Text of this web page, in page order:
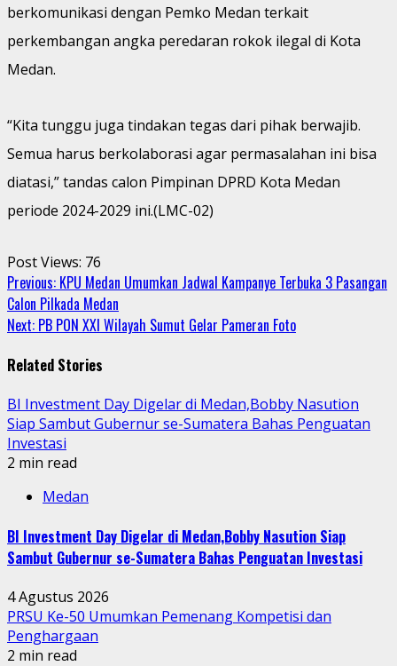
berkomunikasi dengan Pemko Medan terkait
perkembangan angka peredaran rokok ilegal di Kota
Medan.
“Kita tunggu juga tindakan tegas dari pihak berwajib.
Semua harus berkolaborasi agar permasalahan ini bisa
diatasi,” tandas calon Pimpinan DPRD Kota Medan
periode 2024-2029 ini.(LMC-02)
Post Views: 76
Continue
Reading
Previous: KPU Medan Umumkan Jadwal Kampanye Terbuka 3 Pasangan
Calon Pilkada Medan
Next: PB PON XXI Wilayah Sumut Gelar Pameran Foto
Related Stories
BI Investment Day Digelar di Medan,Bobby Nasution
Siap Sambut Gubernur se-Sumatera Bahas Penguatan
Investasi
2 min read
Medan
BI Investment Day Digelar di Medan,Bobby Nasution Siap
Sambut Gubernur se-Sumatera Bahas Penguatan Investasi
4 Agustus 2026
PRSU Ke-50 Umumkan Pemenang Kompetisi dan
Penghargaan
2 min read